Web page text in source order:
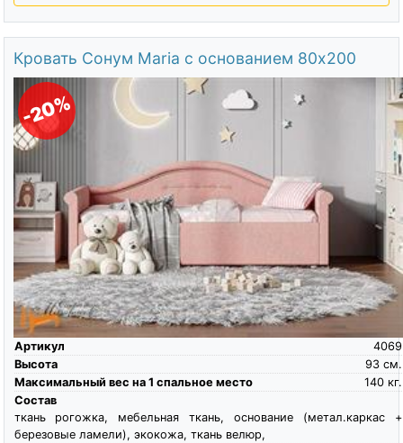
Кровать Сонум Maria с основанием 80х200
-20%
Артикул
4069
Высота
см.
93
Максимальный вес на 1 спальное место
кг.
140
Состав
ткань рогожка, мебельная ткань, основание (метал.каркас +
березовые ламели), экокожа, ткань велюр,